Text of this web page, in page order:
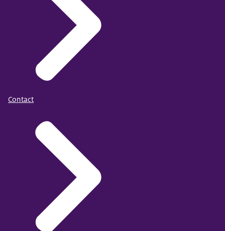
Contact